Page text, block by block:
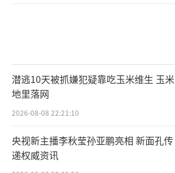
潜逃10天被抓嫌犯疑靠吃玉米维生 玉米
地里落网
2026-08-08 22:21:10
央视新主播李秋莹孙亚鹏亮相 新面孔传
递权威资讯